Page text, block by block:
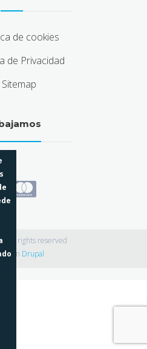
de cookies
de Privacidad
Sitemap
· All rights reserved
con Drupal